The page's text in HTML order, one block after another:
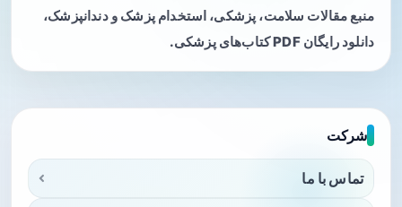
منبع مقالات سلامت، پزشکی، استخدام پزشک و دندانپزشک،
دانلود رایگان PDF کتاب‌های پزشکی.
شرکت
تماس با ما